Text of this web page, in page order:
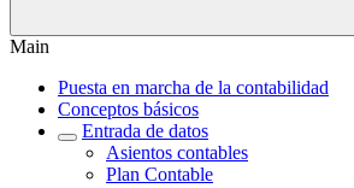
Main
Puesta en marcha de la contabilidad
Conceptos básicos
Entrada de datos
Asientos contables
Plan Contable